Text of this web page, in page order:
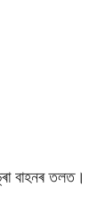
বাহনৰ তলত।